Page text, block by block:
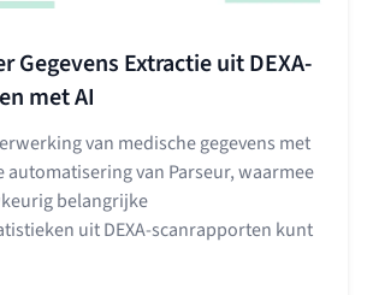
Gegevens Extractie uit DEXA-
met AI
van medische gegevens met
automatisering van Parseur, waarmee
belangrijke
uit DEXA-scanrapporten kunt